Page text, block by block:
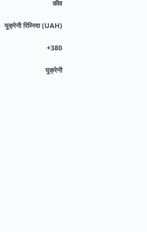
कीव
यूक्रेनी रिव्निया (UAH)
+380
यूक्रेनी